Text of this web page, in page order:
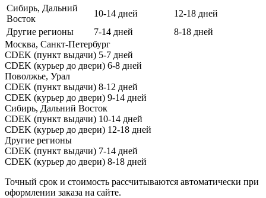
Сибирь, Дальний
Восток
10-14 дней
12-18 дней
Другие регионы
7-14 дней
8-18 дней
Москва, Санкт-Петербург
CDEK (пункт выдачи) 5-7 дней
CDEK (курьер до двери) 6-8 дней
Поволжье, Урал
CDEK (пункт выдачи) 8-12 дней
CDEK (курьер до двери) 9-14 дней
Сибирь, Дальний Восток
CDEK (пункт выдачи) 10-14 дней
CDEK (курьер до двери) 12-18 дней
Другие регионы
CDEK (пункт выдачи) 7-14 дней
CDEK (курьер до двери) 8-18 дней
Точный срок и стоимость рассчитываются автоматически при
оформлении заказа на сайте.